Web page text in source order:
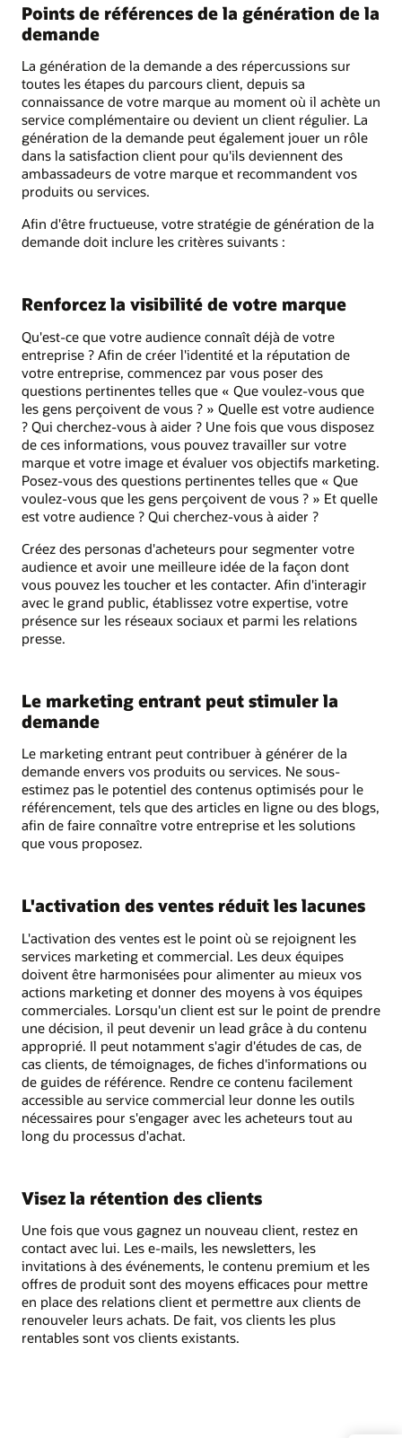
Points de références de la génération de la
demande
La génération de la demande a des répercussions sur
toutes les étapes du parcours client, depuis sa
connaissance de votre marque au moment où il achète un
service complémentaire ou devient un client régulier. La
génération de la demande peut également jouer un rôle
dans la satisfaction client pour qu'ils deviennent des
ambassadeurs de votre marque et recommandent vos
produits ou services.
Afin d'être fructueuse, votre stratégie de génération de la
demande doit inclure les critères suivants :
Renforcez la visibilité de votre marque
Qu'est-ce que votre audience connaît déjà de votre
entreprise ? Afin de créer l'identité et la réputation de
votre entreprise, commencez par vous poser des
questions pertinentes telles que « Que voulez-vous que
les gens perçoivent de vous ? » Quelle est votre audience
? Qui cherchez-vous à aider ? Une fois que vous disposez
de ces informations, vous pouvez travailler sur votre
marque et votre image et évaluer vos objectifs marketing.
Posez-vous des questions pertinentes telles que « Que
voulez-vous que les gens perçoivent de vous ? » Et quelle
est votre audience ? Qui cherchez-vous à aider ?
Créez des personas d'acheteurs pour segmenter votre
audience et avoir une meilleure idée de la façon dont
vous pouvez les toucher et les contacter. Afin d'interagir
avec le grand public, établissez votre expertise, votre
présence sur les réseaux sociaux et parmi les relations
presse.
Le marketing entrant peut stimuler la
demande
Le marketing entrant peut contribuer à générer de la
demande envers vos produits ou services. Ne sous-
estimez pas le potentiel des contenus optimisés pour le
référencement, tels que des articles en ligne ou des blogs,
afin de faire connaître votre entreprise et les solutions
que vous proposez.
L'activation des ventes réduit les lacunes
L'activation des ventes est le point où se rejoignent les
services marketing et commercial. Les deux équipes
doivent être harmonisées pour alimenter au mieux vos
actions marketing et donner des moyens à vos équipes
commerciales. Lorsqu'un client est sur le point de prendre
une décision, il peut devenir un lead grâce à du contenu
approprié. Il peut notamment s'agir d'études de cas, de
cas clients, de témoignages, de fiches d'informations ou
de guides de référence. Rendre ce contenu facilement
accessible au service commercial leur donne les outils
nécessaires pour s'engager avec les acheteurs tout au
long du processus d'achat.
Visez la rétention des clients
Une fois que vous gagnez un nouveau client, restez en
contact avec lui. Les e-mails, les newsletters, les
invitations à des événements, le contenu premium et les
offres de produit sont des moyens efficaces pour mettre
en place des relations client et permettre aux clients de
renouveler leurs achats. De fait, vos clients les plus
rentables sont vos clients existants.